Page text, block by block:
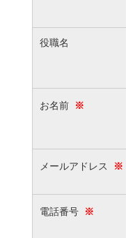
役職名
お名前 ※
メールアドレス ※
電話番号 ※